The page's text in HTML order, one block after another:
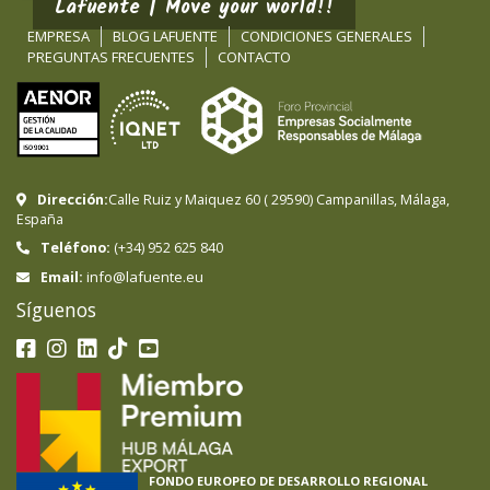
Lafuente | Move your world!!
EMPRESA BLOG LAFUENTE
CONDICIONES GENERALES
PREGUNTAS FRECUENTES
CONTACTO
Dirección:Calle Ruiz y Maiquez 60 (29590) Campanillas, Málaga,
España
Teléfono: (+34) 952 625 840
Email: info@lafuente.eu
Síguenos
FONDO EUROPEO DE DESARROLLO REGIONAL